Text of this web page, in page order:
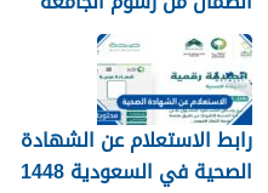
1448
رابط الاستعلام عن الشهادة
الصحية في السعودية 1448